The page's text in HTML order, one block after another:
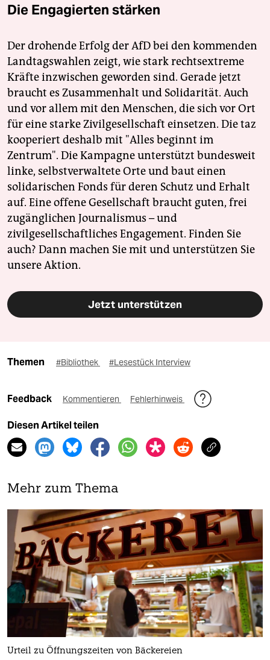
Die Engagierten stärken
Der drohende Erfolg der AfD bei den kommenden
Landtagswahlen zeigt, wie stark rechtsextreme
Kräfte inzwischen geworden sind. Gerade jetzt
braucht es Zusammenhalt und Solidarität. Auch
und vor allem mit den Menschen, die sich vor Ort
für eine starke Zivilgesellschaft einsetzen. Die taz
kooperiert deshalb mit "Alles beginnt im
Zentrum". Die Kampagne unterstützt bundesweit
linke, selbstverwaltete Orte und baut einen
solidarischen Fonds für deren Schutz und Erhalt
auf. Eine offene Gesellschaft braucht guten, frei
zugänglichen Journalismus – und
zivilgesellschaftliches Engagement. Finden Sie
auch? Dann machen Sie mit und unterstützen Sie
unsere Aktion.
Jetzt unterstützen
Themen #Bibliothek #Lesestück Interview
Feedback Kommentieren Fehlerhinweis
Diesen Artikel teilen
Mehr zum Thema
Urteil zu Öffnungszeiten von Bäckereien